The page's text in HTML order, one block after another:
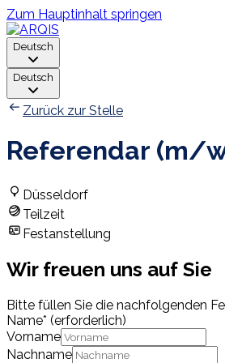
Zum Hauptinhalt springen
Deutsch
Deutsch
Zurück zur Stelle
Referendar (m/
Düsseldorf
Teilzeit
Festanstellung
Wir freuen uns auf Sie
Bitte füllen Sie die nachfolgenden
Name* (erforderlich)
Vorname
Nachname